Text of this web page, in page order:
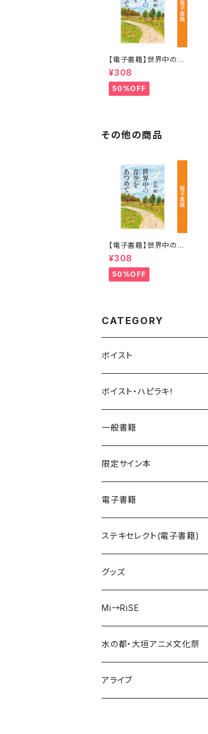
【電子書籍】世界中の青
空をあつめて 著：中村
航
¥308
50%OFF
その他の商品
【電子書籍】世界中の青
空をあつめて 著：中村
航
¥308
50%OFF
CATEGORY
ボイスト
UNDERCΦDE
ダンデライオン
サイバスフィア
kIllIng mE
Peek a Boo!
えのじょ放送部
ISEKAIMODE
あかねさす
走れチュロス！
ボイスト・ハピラキ！
ハルウラワ！
NACK3!
声劇ふわろまん
一般書籍
限定サイン本
電子書籍
ステキセレクト(電子書籍)
グッズ
Mi→RiSE
夜見ベルノ
水の都・大垣アニメ文化祭
アライブ